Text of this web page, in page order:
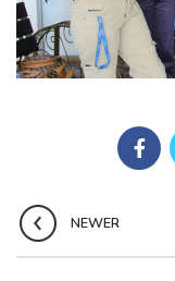
NEWER